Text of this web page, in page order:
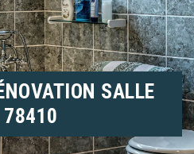
SALLE
78410